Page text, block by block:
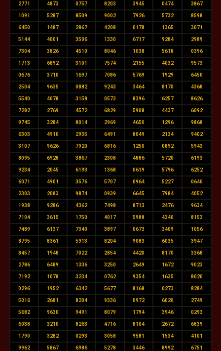
2771 4873 0757 8203 3945 0474 3867
1091 5287 8509 9002 7926 5732 8598
6450 1487 2867 4208 0178 1365 3071
5144 4001 3506 1330 6717 9284 2989
7304 3826 4510 8046 1038 5618 0396
1713 6892 3101 7574 2155 4032 9573
0676 3710 1697 7086 5769 1929 6450
2504 9635 0882 9243 3464 8170 4368
5540 4078 3158 0573 8396 6257 8626
7282 2769 4572 6829 5908 4437 6092
9745 3284 8014 2969 4650 1296 9868
6303 4910 2935 6491 8049 2134 9402
3107 9626 7920 6816 1250 0892 5943
8095 6928 3867 2308 4886 5720 6193
9234 2045 6193 1368 0619 5796 6252
6071 4901 3576 5707 0964 5227 0640
2303 2083 9874 0939 6645 7984 4052
1938 9286 4362 7498 8713 2476 9634
7104 3615 1750 4017 5988 4340 8153
7489 6137 7340 3897 0673 3409 1056
8795 8361 5913 8204 9083 6035 3947
8457 1948 7022 2854 4420 8170 3368
2786 6489 1336 3250 2649 1672 9023
7192 1078 3234 0762 9354 1635 8020
0296 1952 6342 5677 8168 0273 8284
5016 2681 8204 9336 0972 6020 2749
5682 9630 9491 8079 1794 3946 0293
6038 3210 8263 4716 8104 2672 6839
1790 3282 0293 3058 9581 1534 4101
9962 5867 6986 5278 3446 8992 6751